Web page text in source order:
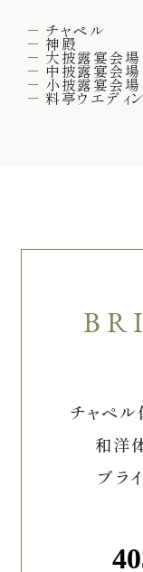
チャペル
神殿
大披露宴会場
中披露宴会場
小披露宴会場
料亭ウエディ
チャペル
和洋
ブラ